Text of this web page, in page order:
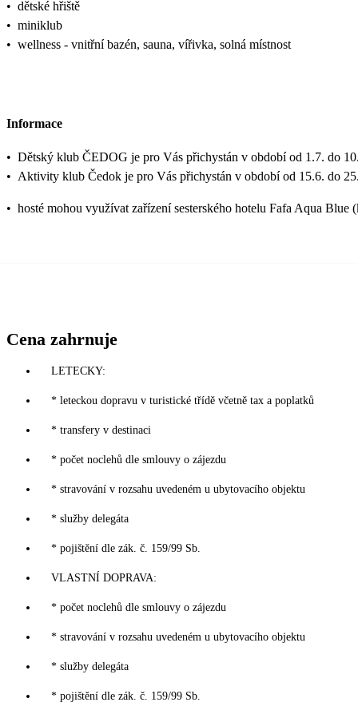
• dětské hřiště
• miniklub
• wellness - vnitřní bazén, sauna, vířivka, solná místnost
Informace
• Dětský klub ČEDOG je pro Vás přichystán v období od 1.7. do
• Aktivity klub Čedok je pro Vás přichystán v období od 15.6. do
• hosté mohou využívat zařízení sesterského hotelu Fafa Aqua Blue
Cena zahrnuje
LETECKY:
* leteckou dopravu v turistické třídě včetně tax a poplatků
* transfery v destinaci
* počet noclehů dle smlouvy o zájezdu
* stravování v rozsahu uvedeném u ubytovacího objektu
* služby delegáta
* pojištění dle zák. č. 159/99 Sb.
VLASTNÍ DOPRAVA:
* počet noclehů dle smlouvy o zájezdu
* stravování v rozsahu uvedeném u ubytovacího objektu
* služby delegáta
* pojištění dle zák. č. 159/99 Sb.